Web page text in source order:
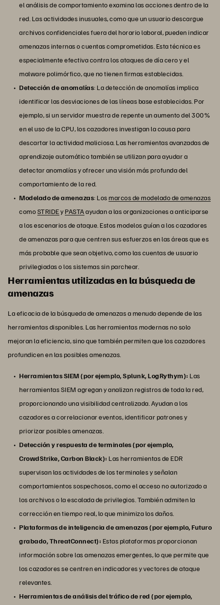
el análisis de comportamiento examina las acciones dentro de la
red. Las actividades inusuales, como que un usuario descargue
archivos confidenciales fuera del horario laboral, pueden indicar
amenazas internas o cuentas comprometidas. Esta técnica es
especialmente efectiva contra los ataques de día cero y el
malware polimórfico, que no tienen firmas establecidas.
Detección de anomalías: La detección de anomalías implica
identificar las desviaciones de las líneas base establecidas. Por
ejemplo, si un servidor muestra de repente un aumento del 300%
en el uso de la CPU, los cazadores investigan la causa para
descartar la actividad maliciosa. Las herramientas avanzadas de
aprendizaje automático también se utilizan para ayudar a
detectar anomalías y ofrecer una visión más profunda del
comportamiento de la red.
Modelado de amenazas: Losmarcos de modelado de amenazas
comoSTRIDEyPASTAayudan a las organizaciones a anticiparse
a los escenarios de ataque. Estos modelos guían a los cazadores
de amenazas para que centren sus esfuerzos en las áreas que es
más probable que sean objetivo, como las cuentas de usuario
privilegiadas o los sistemas sin parchear.
Herramientas utilizadas en la búsqueda de
amenazas
La eficacia de la búsqueda de amenazas a menudo depende de las
herramientas disponibles. Las herramientas modernas no solo
mejoran la eficiencia, sino que también permiten que los cazadores
profundicen en las posibles amenazas.
Herramientas SIEM (por ejemplo, Splunk, LogRythym): Las
herramientas SIEM agregan y analizan registros de toda la red,
proporcionando una visibilidad centralizada. Ayudan a los
cazadores a correlacionar eventos, identificar patrones y
priorizar posibles amenazas.
Detección y respuesta de terminales (por ejemplo,
CrowdStrike, Carbon Black): Las herramientas de EDR
supervisan las actividades de los terminales y señalan
comportamientos sospechosos, como el acceso no autorizado a
los archivos o la escalada de privilegios. También admiten la
corrección en tiempo real, lo que minimiza los daños.
Plataformas de inteligencia de amenazas (por ejemplo, Futuro
grabado, ThreatConnect): Estas plataformas proporcionan
información sobre las amenazas emergentes, lo que permite que
los cazadores se centren en indicadores y vectores de ataque
relevantes.
Herramientas de análisis del tráfico de red (por ejemplo,